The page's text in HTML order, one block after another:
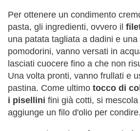
Per ottenere un condimento
pasta, gli ingredienti, ovvero il
una patata tagliata a dadini e una
pomodorini, vanno versati in
lasciati cuocere fino a che non
Una volta pronti, vanno frullati e
pastina. Come ultimo tocco di
i pisellini fini già cotti, si
aggiunge un filo d'olio per condire.